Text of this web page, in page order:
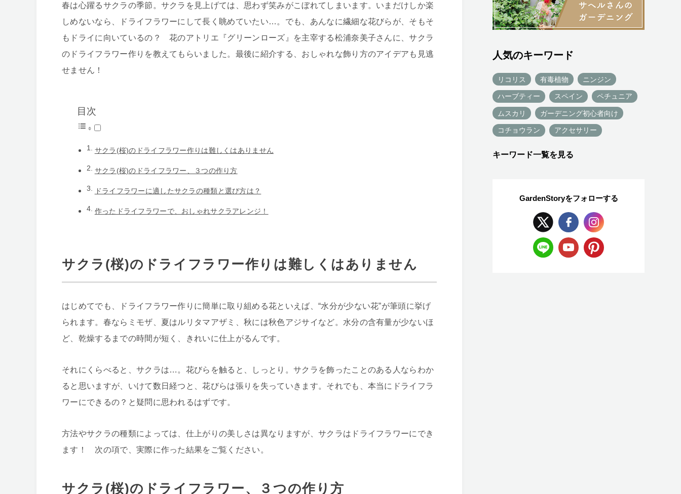
春は心躍るサクラの季節。サクラを見上げては、思わず笑みがこぼれてしまいます。いまだけしか楽
しめないなら、ドライフラワーにして長く眺めていたい…。でも、あんなに繊細な花びらが、そもそ
もドライに向いているの？ 花のアトリエ『グリーンローズ』を主宰する松浦奈美子さんに、サクラ
のドライフラワー作りを教えてもらいました。最後に紹介する、おしゃれな飾り方のアイデアも見逃
せません！
目次
サクラ(桜)のドライフラワー作りは難しくはありません
サクラ(桜)のドライフラワー、３つの作り方
ドライフラワーに適したサクラの種類と選び方は？
作ったドライフラワーで、おしゃれサクラアレンジ！
サクラ(桜)のドライフラワー作りは難しくはありません
はじめてでも、ドライフラワー作りに簡単に取り組める花といえば、“水分が少ない花”が筆頭に挙げ
られます。春ならミモザ、夏はルリタマアザミ、秋には秋色アジサイなど。水分の含有量が少ないほ
ど、乾燥するまでの時間が短く、きれいに仕上がるんです。
それにくらべると、サクラは…。花びらを触ると、しっとり。サクラを飾ったことのある人ならわか
ると思いますが、いけて数日経つと、花びらは張りを失っていきます。それでも、本当にドライフラ
ワーにできるの？と疑問に思われるはずです。
方法やサクラの種類によっては、仕上がりの美しさは異なりますが、サクラはドライフラワーにでき
ます！ 次の項で、実際に作った結果をご覧ください。
サクラ(桜)のドライフラワー、３つの作り方
人気のキーワード
リコリス 有毒植物 ニンジン
ハーブティー スペイン ペチュニア
ムスカリ ガーデニング初心者向け
コチョウラン アクセサリー
キーワード一覧を見る
GardenStoryをフォローする